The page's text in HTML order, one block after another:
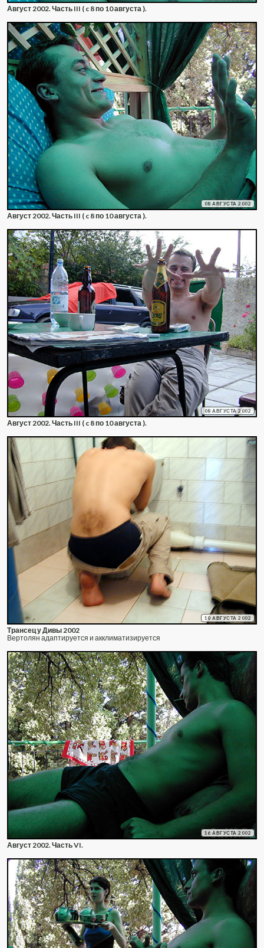
Август 2002. Часть III ( c 8 по 10 августа ).
08 АВГУСТА 2002
Август 2002. Часть III ( c 8 по 10 августа ).
08 АВГУСТА 2002
Август 2002. Часть III ( c 8 по 10 августа ).
10 АВГУСТА 2002
Трансец у Дивы 2002
Вертолян адаптируется и акклиматизируется
16 АВГУСТА 2002
Август 2002. Часть VI.